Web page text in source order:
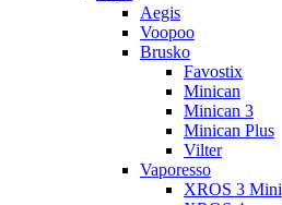
Aegis
Voopoo
Brusko
Favostix
Minican
Minican 3
Minican Plus
Vilter
Vaporesso
XROS 3 Mini